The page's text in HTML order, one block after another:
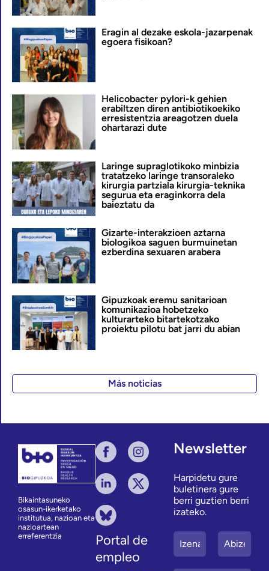
Eragin al dezake eskola-jazarpenak
egoera fisikoan?
Helicobacter pylori-k gehien
erabiltzen diren antibiotikoekiko
erresistentzia areagotzen duela
ohartarazi dute
Laringe supraglotikoko minbizia
tratatzeko laringe transoraleko
kirurgia partziala kirurgia-teknika
segurua eta eraginkorra dela
baieztatu da
Gizarte-interakzioen aztarna
biologikoa saguen burmuinetan
ezberdina sexuaren arabera
Gipuzkoak eremu sanitarioan
komunikazioa hobetzeko
kulturarteko bitartekotzako
proiektu pilotu bat jarri du abian
Más noticias
Bikaintasuneko
osasun-ikerketako
institutua, nazioan eta
nazioartean
erreferentzia
Portal de
empleo
Newsletter
Harpidetu gure
buletinera gure
berri guztien berri
izateko.